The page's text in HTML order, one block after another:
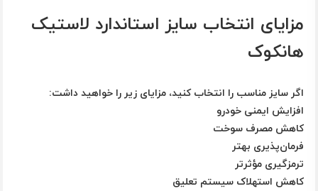
مزایای انتخاب سایز استاندارد لاستیک
هانکوک
اگر سایز مناسب را انتخاب کنید، مزایای زیر را خواهید داشت:
افزایش ایمنی خودرو
کاهش مصرف سوخت
فرمان‌پذیری بهتر
ترمزگیری مؤثرتر
کاهش استهلاک سیستم تعلیق